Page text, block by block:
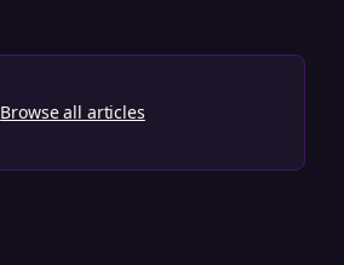
Browse all articles